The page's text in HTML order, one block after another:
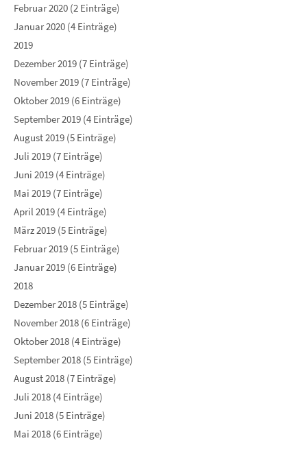
Februar 2020 (2 Einträge)
Januar 2020 (4 Einträge)
2019
Dezember 2019 (7 Einträge)
November 2019 (7 Einträge)
Oktober 2019 (6 Einträge)
September 2019 (4 Einträge)
August 2019 (5 Einträge)
Juli 2019 (7 Einträge)
Juni 2019 (4 Einträge)
Mai 2019 (7 Einträge)
April 2019 (4 Einträge)
März 2019 (5 Einträge)
Februar 2019 (5 Einträge)
Januar 2019 (6 Einträge)
2018
Dezember 2018 (5 Einträge)
November 2018 (6 Einträge)
Oktober 2018 (4 Einträge)
September 2018 (5 Einträge)
August 2018 (7 Einträge)
Juli 2018 (4 Einträge)
Juni 2018 (5 Einträge)
Mai 2018 (6 Einträge)